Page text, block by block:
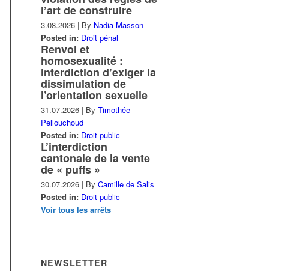
l’art de construire
3.08.2026 | By Nadia Masson
Posted in: Droit pénal
Renvoi et
homosexualité :
interdiction d’exiger la
dissimulation de
l’orientation sexuelle
31.07.2026 | ByTimothée
Pellouchoud
Posted in: Droit public
L’interdiction
cantonale de la vente
de « puffs »
30.07.2026 | ByCamille de Salis
Posted in: Droit public
Voir tous les arrêts
NEWSLETTER